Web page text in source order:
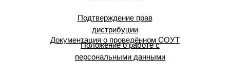
Подтверждение прав
дистрибуции
Документация о проведённом СОУТ
Положение о работе с
персональными данными